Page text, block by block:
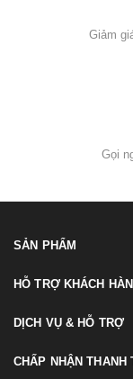
Giảm
Gọi
SẢN PHẨM
HỖ TRỢ KHÁCH
DỊCH VỤ & HỖ TRỢ
CHẤP NHẬN THANH